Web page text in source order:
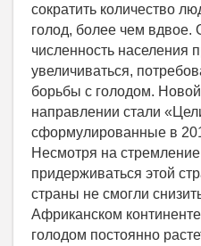
сократить количество
голод, более чем вдвое.
численность населения
увеличиваться,
борьбы с голодом.
направлении стали
сформулированные в
Несмотря на
придерживаться этой
страны не смогли
Африканском
голодом постоянно